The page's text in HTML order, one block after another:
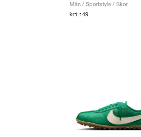
Män / Sportstyle / Skor
kr1.149